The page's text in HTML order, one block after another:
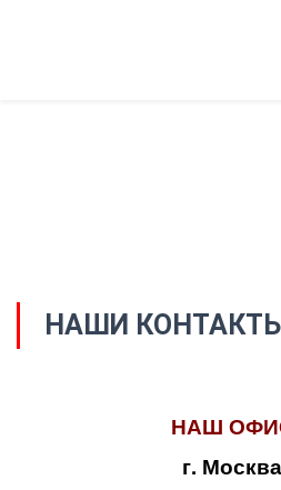
НАШИ КОНТАКТЫ
НАШ
г. Москва